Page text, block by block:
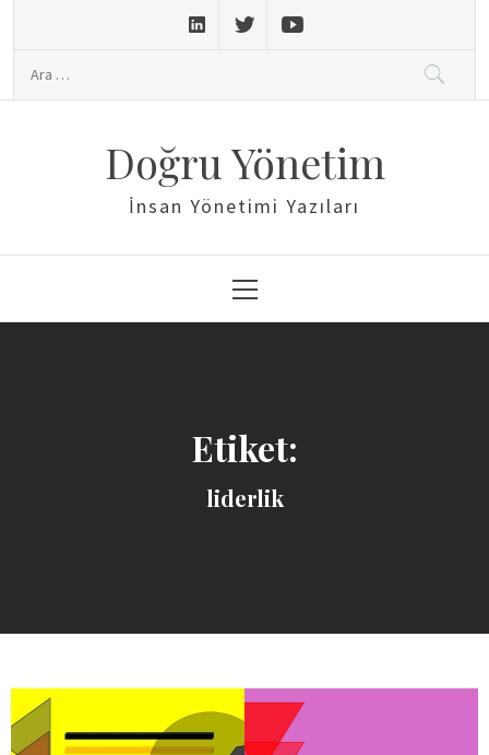
content
Doğru Yönetim
İnsan Yönetimi Yazıları
Menu
Etiket:
liderlik
Yazı
sayfalandırması